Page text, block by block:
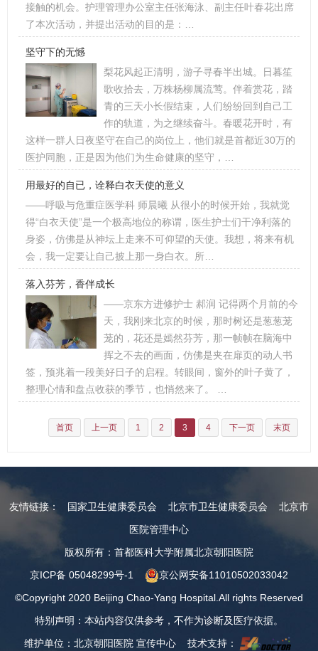
接触的机会。护理管理办公室主任张海泳、副主任叶春花出席
了本次活动，并提出活动的目的是：…
坚守下的无憾
梨花风起正清明，游子寻春半出城。日暮笙
歌收拾去，万株杨柳属流莺。伴着赏花，踏
青的三天小长假结束，人们纷纷回到自己工
作的轨道，为之继续奋斗。春暖花开时，有
这样一群人日夜坚守在自己的岗位上，他们就是首都近30万的
医护同胞，正是因为他们为生命健康的坚守，…
用最好的自已，诠释白衣天使的意义
——呼吸与危重症医学科 师晨曦 从很小的时候开始，我就觉
得“白衣天使”是一个极高地位的称谓，医生护士们干净利落的
身姿，仿佛是从神坛上走来不可仰望的天使。我想，将来有机
会，我一定要让自己披上那一身白衣。所…
落入芬芳，香伴成长
——京东方进修护士 郝润 记得两个月前的今
天，我刚来北京的时候，那时树还是葱葱茏
茏的，花还是嫣然芬芳，那一帧帧在脑海中
挥之不去的画面，仿佛是夹在扉页的动人书
签，预兆着一段美好日子的启程。转眼间，窗外的叶子黄了，
整理心情和盘点收获的季节，也悄然来了。 …
首页 上一页 1 2 3 4 下一页 末页
友情链接： 国家卫生健康委员会 北京市卫生健康委员会
北京市
医院管理中心
版权所有：首都医科大学附属北京朝阳医院
京ICP备 05048299号-1
京公网安备11010502033042
©Copyright 2020 Beijing Chao-Yang Hospital.All rights Reserved
特别声明：本站内容仅供参考，不作为诊断及医疗依据。
维护单位：北京朝阳医院 宣传中心 技术支持：